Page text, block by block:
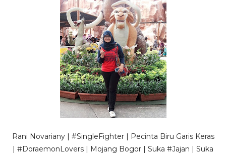
Rani Novariany | #SingleFighter | Pecinta Biru Garis Keras
| #DoraemonLovers | Mojang Bogor | Suka #Jajan | Suka